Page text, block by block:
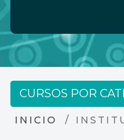
CURSOS POR
INICIO